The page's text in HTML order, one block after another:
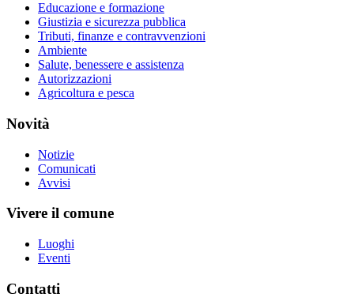
Educazione e formazione
Giustizia e sicurezza pubblica
Tributi, finanze e contravvenzioni
Ambiente
Salute, benessere e assistenza
Autorizzazioni
Agricoltura e pesca
Novità
Notizie
Comunicati
Avvisi
Vivere il comune
Luoghi
Eventi
Contatti